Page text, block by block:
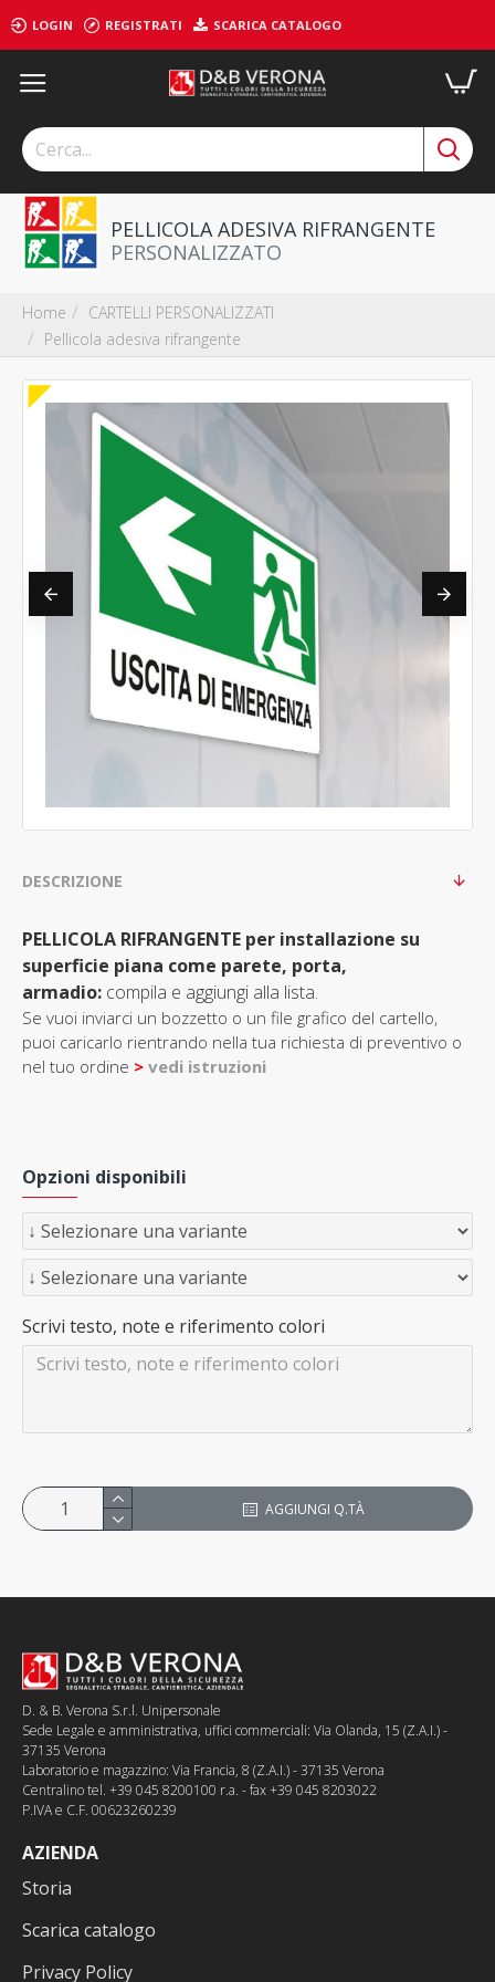
LOGIN REGISTRATI SCARICA CATALOGO
Home
CARTELLI PERSONALIZZATI
Pellicola adesiva rifrangente
PELLICOLA ADESIVA RIFRANGENTE
PERSONALIZZATO
DESCRIZIONE
PELLICOLA RIFRANGENTE per installazione su
superficie piana come parete, porta,
armadio: compila e aggiungi alla lista.
Se vuoi inviarci un bozzetto o un file grafico del cartello,
puoi caricarlo rientrando nella tua richiesta di preventivo o
nel tuo ordine > vedi istruzioni
Opzioni disponibili
Scrivi testo, note e riferimento colori
AGGIUNGI Q.TÀ
D. & B. Verona S.r.l. Unipersonale
Sede Legale e amministrativa, uffici commerciali: Via Olanda, 15 (Z.A.I.) -
37135 Verona
Laboratorio e magazzino: Via Francia, 8 (Z.A.I.) - 37135 Verona
Centralino tel. +39 045 8200100 r.a. - fax +39 045 8203022
P.IVA e C.F. 00623260239
AZIENDA
Storia
Scarica catalogo
Privacy Policy